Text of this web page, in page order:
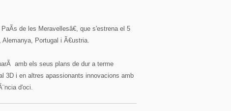
de les Meravellesâ€, que s'estrena el 5
Portugal i Ã€ustria.
amb els seus plans de dur a terme
3D i en altres apassionants innovacions amb
d'oci.